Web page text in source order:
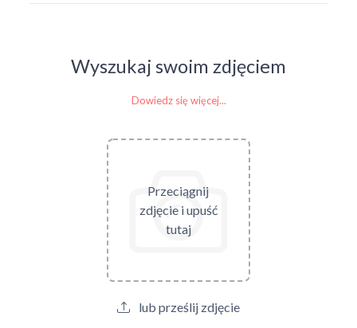
Wyszukaj swoim zdjęciem
Dowiedz się więcej...
Przeciągnij
zdjęcie i upuść
tutaj
lub prześlij zdjęcie